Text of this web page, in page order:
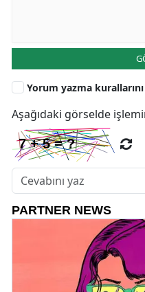
Yorum yazma kurallarını
Aşağıdaki görselde